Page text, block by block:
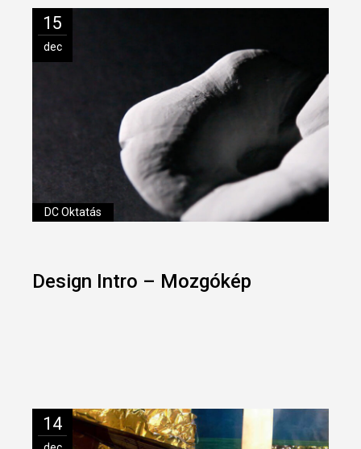
15
dec
DC Oktatás
Design Intro – Mozgókép
14